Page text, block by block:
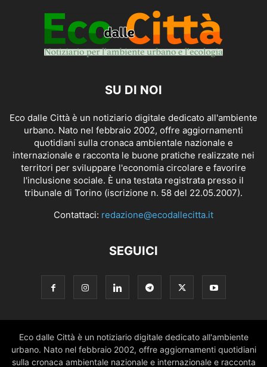
SU DI NOI
Eco dalle Città è un notiziario digitale dedicato all'ambiente
urbano. Nato nel febbraio 2002, offre aggiornamenti
quotidiani sulla cronaca ambientale nazionale e
internazionale e racconta le buone pratiche realizzate nei
territori per sviluppare l'economia circolare e favorire
l'inclusione sociale. È una testata registrata presso il
tribunale di Torino (iscrizione n. 58 del 22.05.2007).
Contattaci: redazione@ecodallecitta.it
SEGUICI
Eco dalle Città è un notiziario digitale dedicato all'ambiente
urbano. Nato nel febbraio 2002, offre aggiornamenti quotidiani
sulla cronaca ambientale nazionale e internazionale e racconta